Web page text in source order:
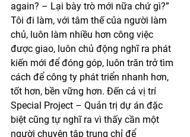
again? – Lại bày trò mới nữa chứ gì?”
Tôi đi làm, với tâm thế của người làm
chủ, luôn làm nhiều hơn công việc
được giao, luôn chủ động nghĩ ra phát
kiến mới để đóng góp, luôn trăn trở tìm
cách để công ty phát triển nhanh hơn,
tốt hơn, bền vững hơn. Đến cả vị trí
Special Project – Quản trị dự án đặc
biệt cũng tự nghĩ ra vì thấy cần một
người chuyên tập trung chỉ để